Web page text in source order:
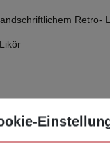
Retro-